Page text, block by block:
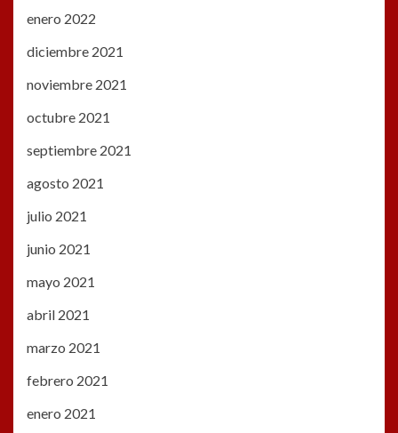
enero 2022
diciembre 2021
noviembre 2021
octubre 2021
septiembre 2021
agosto 2021
julio 2021
junio 2021
mayo 2021
abril 2021
marzo 2021
febrero 2021
enero 2021